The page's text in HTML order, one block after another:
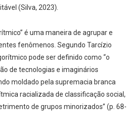
(Silva, 2023).
é uma maneira de agrupar e
fenômenos. Segundo Tarcízio
pode ser definido como “o
de tecnologias e imaginários
moldado pela supremacia branca
racializada de classificação social,
de grupos minorizados” (p. 68-